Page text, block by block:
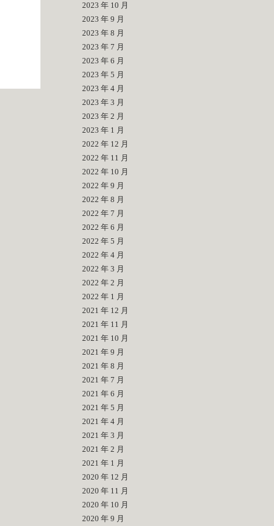
2023 年 10 月
2023 年 9 月
2023 年 8 月
2023 年 7 月
2023 年 6 月
2023 年 5 月
2023 年 4 月
2023 年 3 月
2023 年 2 月
2023 年 1 月
2022 年 12 月
2022 年 11 月
2022 年 10 月
2022 年 9 月
2022 年 8 月
2022 年 7 月
2022 年 6 月
2022 年 5 月
2022 年 4 月
2022 年 3 月
2022 年 2 月
2022 年 1 月
2021 年 12 月
2021 年 11 月
2021 年 10 月
2021 年 9 月
2021 年 8 月
2021 年 7 月
2021 年 6 月
2021 年 5 月
2021 年 4 月
2021 年 3 月
2021 年 2 月
2021 年 1 月
2020 年 12 月
2020 年 11 月
2020 年 10 月
2020 年 9 月